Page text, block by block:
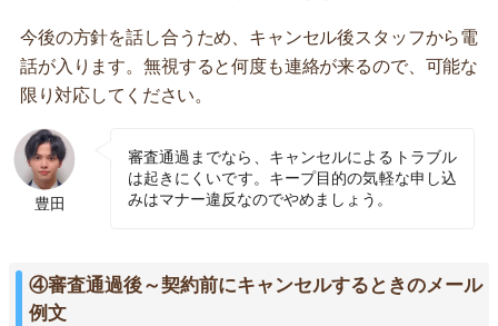
今後の方針を話し合うため、キャンセル後スタッフから電
話が入ります。無視すると何度も連絡が来るので、可能な
限り対応してください。
豊田
審査通過までなら、キャンセルによるトラブル
は起きにくいです。キープ目的の気軽な申し込
みはマナー違反なのでやめましょう。
④審査通過後～契約前にキャンセルするときのメール
例文